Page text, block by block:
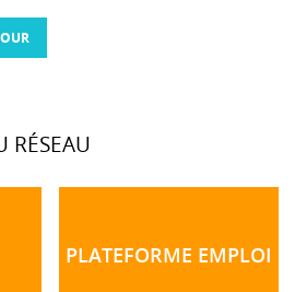
RÉSEAU
PLATEFORME EMPLOI